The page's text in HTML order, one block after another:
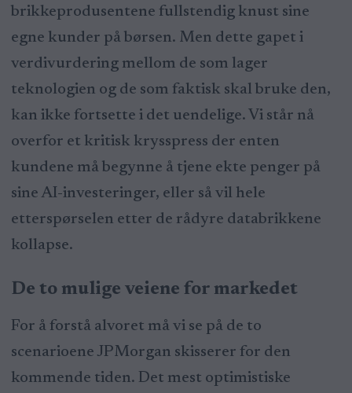
brikkeprodusentene fullstendig knust sine
egne kunder på børsen. Men dette gapet i
verdivurdering mellom de som lager
teknologien og de som faktisk skal bruke den,
kan ikke fortsette i det uendelige. Vi står nå
overfor et kritisk krysspress der enten
kundene må begynne å tjene ekte penger på
sine AI-investeringer, eller så vil hele
etterspørselen etter de rådyre databrikkene
kollapse.
De to mulige veiene for markedet
For å forstå alvoret må vi se på de to
scenarioene JPMorgan skisserer for den
kommende tiden. Det mest optimistiske